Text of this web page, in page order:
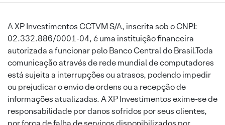
A XP Investimentos CCTVM S/A, inscrita sob o CNPJ:
02.332.886/0001-04, é uma instituição financeira
autorizada a funcionar pelo Banco Central do Brasil.Toda
comunicação através de rede mundial de computadores
está sujeita a interrupções ou atrasos, podendo impedir
ou prejudicar o envio de ordens ou a recepção de
informações atualizadas. A XP Investimentos exime-se de
responsabilidade por danos sofridos por seus clientes,